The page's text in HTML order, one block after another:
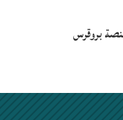
بروقرس